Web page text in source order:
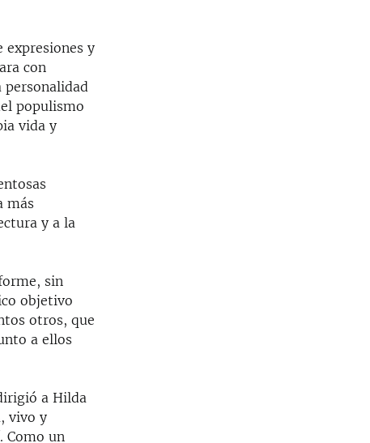
y
con
personalidad
populismo
vida y
más
y a la
sin
objetivo
otros, que
a ellos
a Hilda
vivo y
Como un